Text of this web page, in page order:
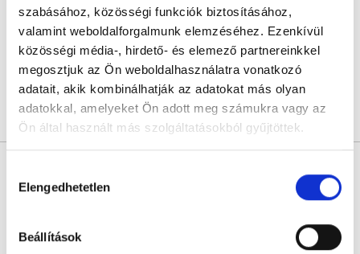
szabásához, közösségi funkciók biztosításához,
valamint weboldalforgalmunk elemzéséhez. Ezenkívül
közösségi média-, hirdető- és elemező partnereinkkel
megosztjuk az Ön weboldalhasználatra vonatkozó
adatait, akik kombinálhatják az adatokat más olyan
adatokkal, amelyeket Ön adott meg számukra vagy az
Ön által használt más szolgáltatásokból gyűjtöttek.
szabályzat:https://foglaljorvost.hu/info/foglaljorvost-
kiválasztása
Elengedhetetlen
Beállítások
Gyncare - Reprodukciós Centrum Nyitra
Nyitra, Novozámocká 67
07:00 07:30 08:00 08:30 09:00 09:30
Árlista Összes időpont Profil
Nőgyógyász